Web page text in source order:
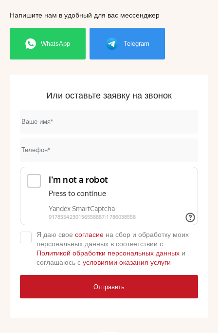
Напишите нам в удобный для вас мессенджер
WhatsApp Telegram
Или оставьте заявку на звонок
Я даю свое согласие на сбор и обработку моих
персональных данных в соответствии с
Политикой обработки персональных данных и
соглашаюсь с условиями оказания услуги
Отправить